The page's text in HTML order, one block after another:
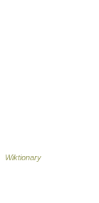
Wiktionary